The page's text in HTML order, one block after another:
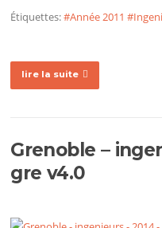
Étiquettes:#Année 2011
lire la suite
Grenoble –
gre v4.0